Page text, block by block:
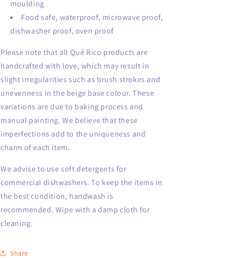
moulding
Food safe, waterproof, microwave proof,
dishwasher proof, oven proof
Please note that all Qué Rico products are
handcrafted with love, which may result in
slight irregularities such as brush strokes and
unevenness in the beige base colour. These
variations are due to baking process and
manual painting. We believe that these
imperfections add to the uniqueness and
charm of each item.
We advise to use soft detergents for
commercial dishwashers.To keep the items in
the best condition, handwash is
recommended. Wipe with a damp cloth for
cleaning.
Share